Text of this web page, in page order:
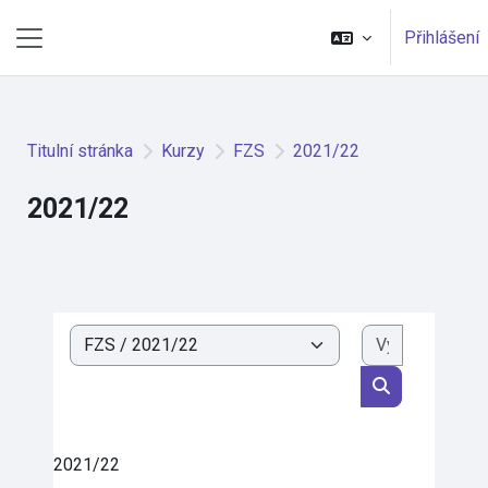
Přihlášení
Titulní stránka Kurzy FZS 2021/22
2021/22
Kategorie kurzů
Vyhledat
2021/22